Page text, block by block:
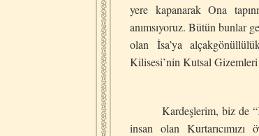
yere kapanarak Ona
anımsıyoruz. Bütün bunlar
olan İsa’ya
Kilisesi’nin Kutsal Gizemleri
Kardeşlerim, biz de
insan olan